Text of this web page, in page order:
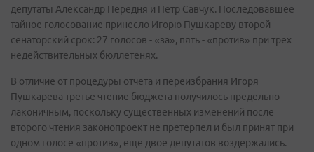
депутаты Александр Передня и Петр Савчук. Последовавшее
тайное голосование принесло Игорю Пушкареву второй
сенаторский срок: 27 голосов - «за», пять - «против» при трех
недействительных бюллетенях.
В отличие от процедуры отчета и переизбрания Игоря
Пушкарева третье чтение бюджета получилось предельно
лаконичным, поскольку существенных изменений после
второго чтения законопроект не претерпел и был принят при
одном голосе «против», еще двое депутатов воздержались.